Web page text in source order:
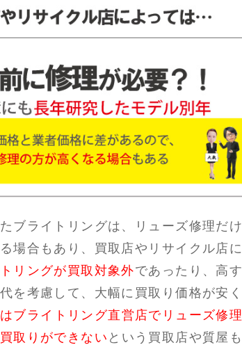
ブライトリングは、リューズ修理だけ
場合もあり、買取店やリサイクル店に
リングが買取対象外であったり、高す
を考慮して、大幅に買取り価格が安く
ブライトリング直営店でリューズ修理
取りができない という買取店や質屋も